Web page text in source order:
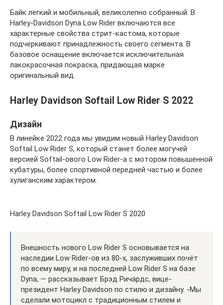
Байк легкий и мобильный, великолепно собранный. В
Harley-Davidson Dyna Low Rider включаются все
характерные свойства стрит-кастома, которые
подчеркивают принадлежность своего сегмента. В
базовое оснащение включается исключительная
лакокрасочная покраска, придающая марке
оригинальный вид.
Harley Davidson Softail Low Rider S 2022
Дизайн
В линейке 2022 года мы увидим новый Harley Davidson
Softail Low Rider S, который станет более могучей
версией Softail-ового Low Rider-а с мотором повышенной
кубатуры, более спортивной передней частью и более
хулиганским характером.
Harley Davidson Softail Low Rider S 2020
Внешность нового Low Rider S основывается на
наследии Low Rider-ов из 80-х, заслуживших почёт
по всему миру, и на последней Low Rider S на базе
Dyna, — рассказывает Брэд Ричардс, вице-
президент Harley Davidson по стилю и дизайну. -Мы
сделали мотоцикл с традиционным стилем и